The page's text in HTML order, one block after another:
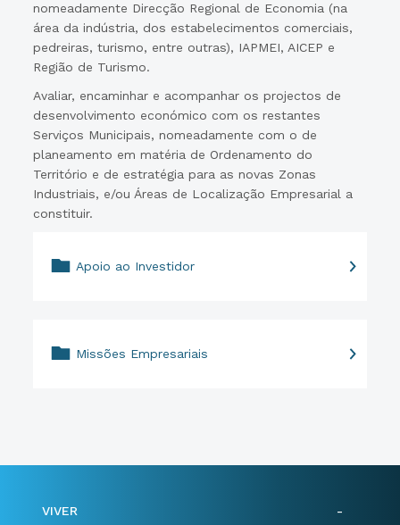
nomeadamente Direcção Regional de Economia (na
área da indústria, dos estabelecimentos comerciais,
pedreiras, turismo, entre outras), IAPMEI, AICEP e
Região de Turismo.
Avaliar, encaminhar e acompanhar os projectos de
desenvolvimento económico com os restantes
Serviços Municipais, nomeadamente com o de
planeamento em matéria de Ordenamento do
Território e de estratégia para as novas Zonas
Industriais, e/ou Áreas de Localização Empresarial a
constituir.
Apoio ao Investidor
Missões Empresariais
VIVER